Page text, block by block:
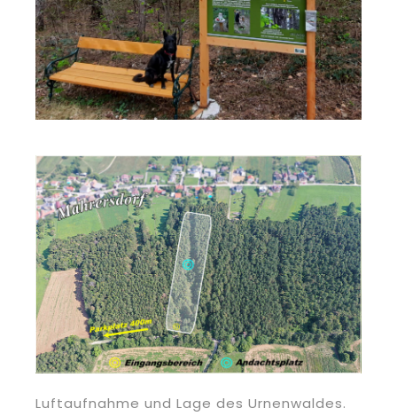
Luftaufnahme und Lage des Urnenwaldes.